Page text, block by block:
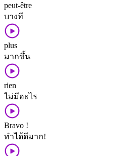
peut-être
บางที
plus
มาก​ขึ้น
rien
ไม่​มี​อะไร
Bravo !
ทำ​ได้​ดี​มาก!